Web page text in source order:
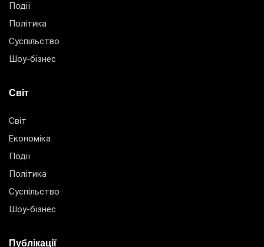
Події
Політика
Суспільство
Шоу-бізнес
Світ
Світ
Економіка
Події
Політика
Суспільство
Шоу-бізнес
Публікації